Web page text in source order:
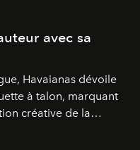
avec sa
Havaianas dévoile
à talon, marquant
créative de la